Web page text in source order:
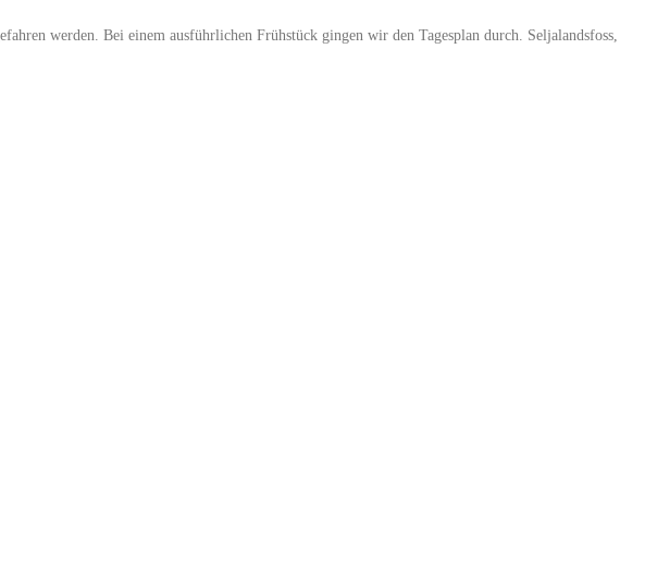
werden. Bei einem ausführlichen Frühstück gingen wir den Tagesplan durch. Seljalandsfoss,